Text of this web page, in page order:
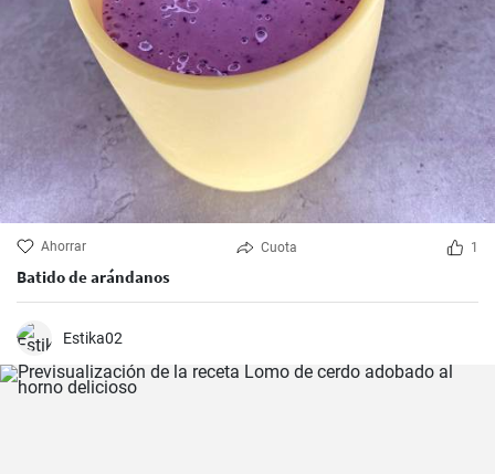
Ahorrar Cuota 1
Batido de arándanos
Estika02